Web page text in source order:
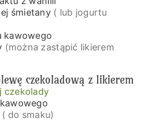
śmietany ( lub jogurtu
kawowego
(można zastąpić likierem
czekoladową z likierem
czekolady
( do smaku)